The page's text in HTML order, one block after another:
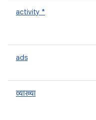
activity *
ads
व्याख्या